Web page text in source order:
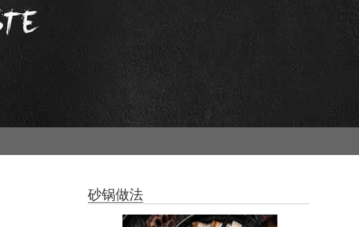
砂锅做法